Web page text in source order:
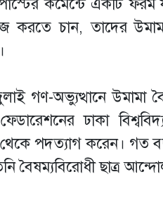
কমেন্টে একটি ফরম যুক্ত
করতে চান, তাদের
গণ-অভ্যুত্থানে উমামা
ঢাকা
পদত্যাগ করেন। গত
বৈষম্যবিরোধী ছাত্র